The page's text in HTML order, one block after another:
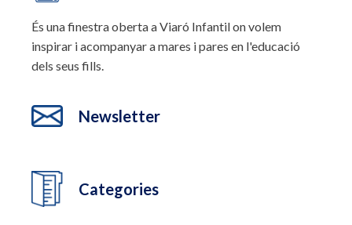
És una finestra oberta a Viaró Infantil on volem
inspirar i acompanyar a mares i pares en l'educació
dels seus fills.
Newsletter
Categories